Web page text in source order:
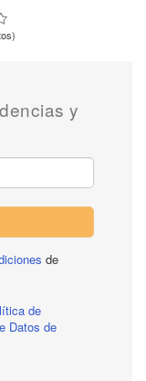
y
de
de
Datos de